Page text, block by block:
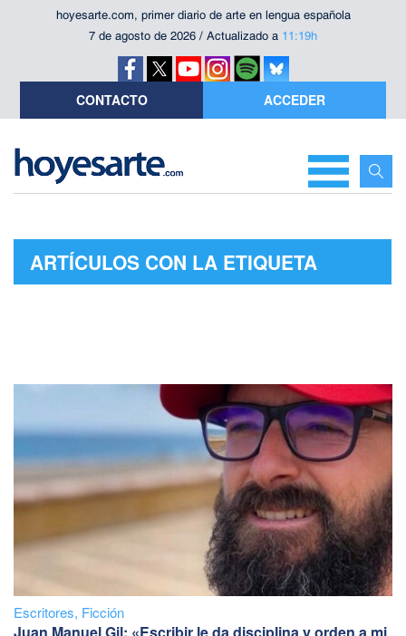
hoyesarte.com, primer diario de arte en lengua española
7 de agosto de 2026 / Actualizado a 11:19h
CONTACTO ACCEDER
ARTÍCULOS CON LA ETIQUETA
Escritores, Ficción